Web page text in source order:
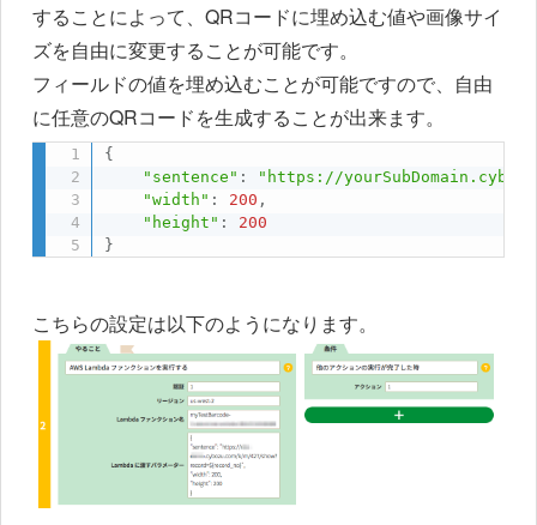
することによって、QRコードに埋め込む値や画像サイ
ズを自由に変更することが可能です。
フィールドの値を埋め込むことが可能ですので、自由
に任意のQRコードを生成することが出来ます。
{
"sentence" :
"https://
"width" : 200 ,
"height" :
200
}
こちらの設定は以下のようになります。